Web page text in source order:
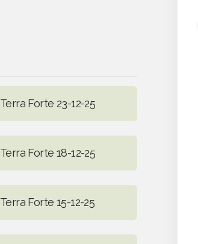
Terra Forte 23-12-25
Terra Forte 18-12-25
Terra Forte 15-12-25